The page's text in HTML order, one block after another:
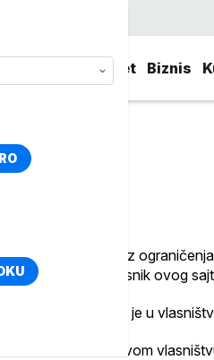
Svet Biznis
Vi bez
koja je vlasnik ovog
na sajtu koji je u
na sajtu su u isključivom